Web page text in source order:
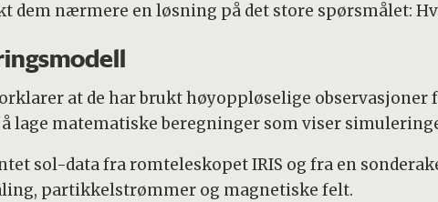
dem nærmere en løsning på det store spørsmålet:
at de har brukt høyoppløselige
lage matematiske beregninger som viser
sol-data fra romteleskopet IRIS og fra en
partikkelstrømmer og magnetiske felt.